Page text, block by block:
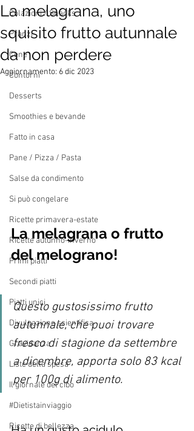
Colazioni / Snacks
Pranzi
Cene
Contorni
Desserts
Smoothies e bevande
Fatto in casa
Pane / Pizza / Pasta
Salse da condimento
Si può congelare
Ricette primavera-estate
Ricette autunno-inverno
Primi piatti
Secondi piatti
Piatti unici
Divulgazione scientifica
Gravidanza
Liste della spesa
Il giornale del cibo
#Dietistainviaggio
Ricette di bellezza
La melagrana, uno
squisito frutto autunnale
da non perdere
Aggiornamento: 6 dic 2023
La melagrana o frutto
del melograno!
Questo gustosissimo frutto
autunnale, che puoi trovare
fresco di stagione da settembre
a dicembre, apporta solo 83 kcal
per 100g di alimento.